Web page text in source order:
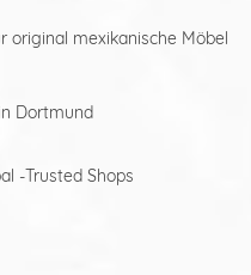
original mexikanische Möbel
Dortmund
-Trusted Shops